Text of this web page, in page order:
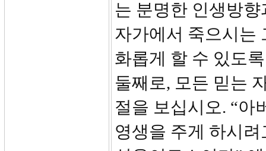
는 분명한 인생방
자가에서 죽으시는
화롭게 할 수 있도
둘째로, 모든 믿는
절을 보십시오. “아
영생을 주게 하시